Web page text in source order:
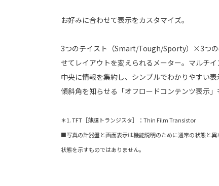
お好みに合わせて表示をカスタマイズ。
3つのテイスト（Smart/Tough/Sporty）×3つの
せてレイアウトを変えられるメーター。マルチ
中央に情報を集約し、シンプルでわかりやすい
傾斜角を知らせる「オフロードコンテンツ表示」
＊1. TFT［薄膜トランジスタ］：Thin Film Transistor
■写真の計器盤と画面表示は機能説明のために通常の状態と
状態を示すものではありません。